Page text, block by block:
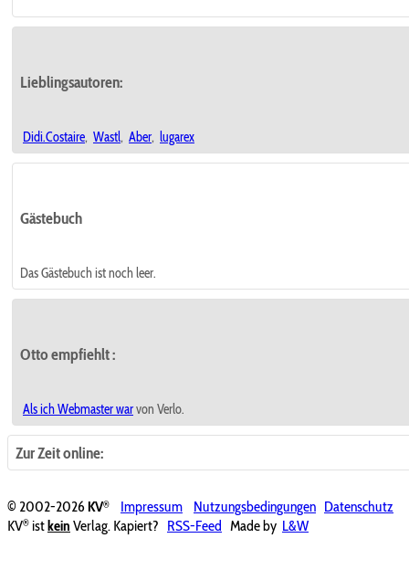
Lieblingsautoren:
Didi.Costaire, Wastl, Aber, lugarex
Gästebuch
Das Gästebuch ist noch leer.
Otto empfiehlt:
Als ich Webmaster warvon Verlo.
Zur Zeit online:
© 2002-2026KV® Impressum Nutzungsbedingungen Datenschutz
KV® ist kein Verlag. Kapiert? RSS-Feed Made by L&W